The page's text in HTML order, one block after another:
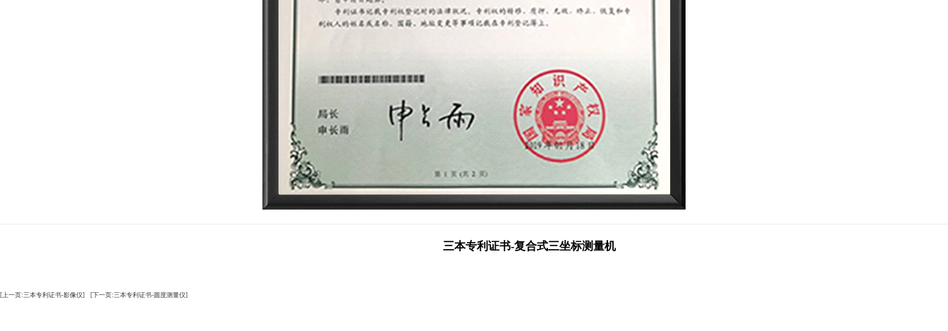
三本专利证书-复合式三坐标测量机
[上一页:三本专利证书-影像仪] [下一页:三本专利证书-圆度测量仪]